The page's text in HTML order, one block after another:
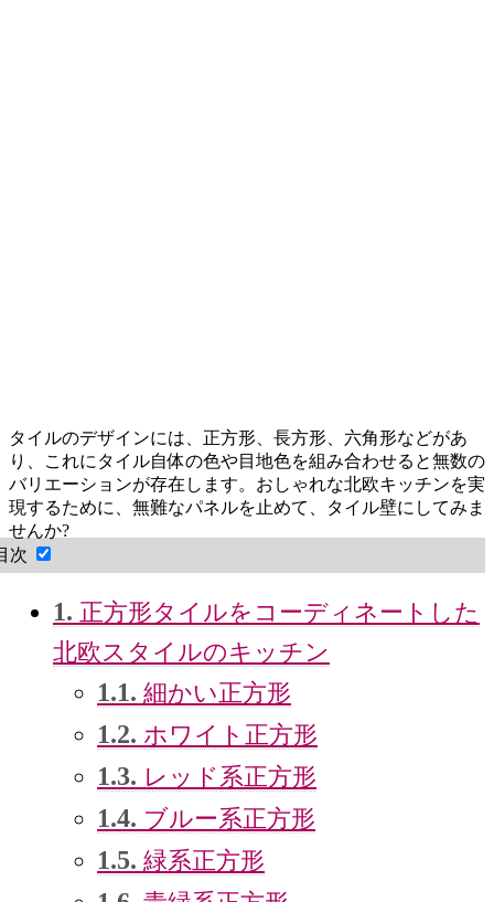
タイルのデザインには、正方形、長方形、六角形などがあ
り、これにタイル自体の色や目地色を組み合わせると無数の
バリエーションが存在します。おしゃれな北欧キッチンを実
現するために、無難なパネルを止めて、タイル壁にしてみま
せんか?
次
1. 正方形タイルをコーディネートした
北欧スタイルのキッチン
1.1. 細かい正方形
1.2. ホワイト正方形
1.3. レッド系正方形
1.4. ブルー系正方形
1.5. 緑系正方形